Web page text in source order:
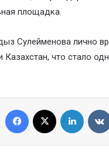
площадка.
Сулейменова лично
Казахстан, что стало
Facebook LinkedIn